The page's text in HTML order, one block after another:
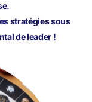
stratégies sous
de leader !